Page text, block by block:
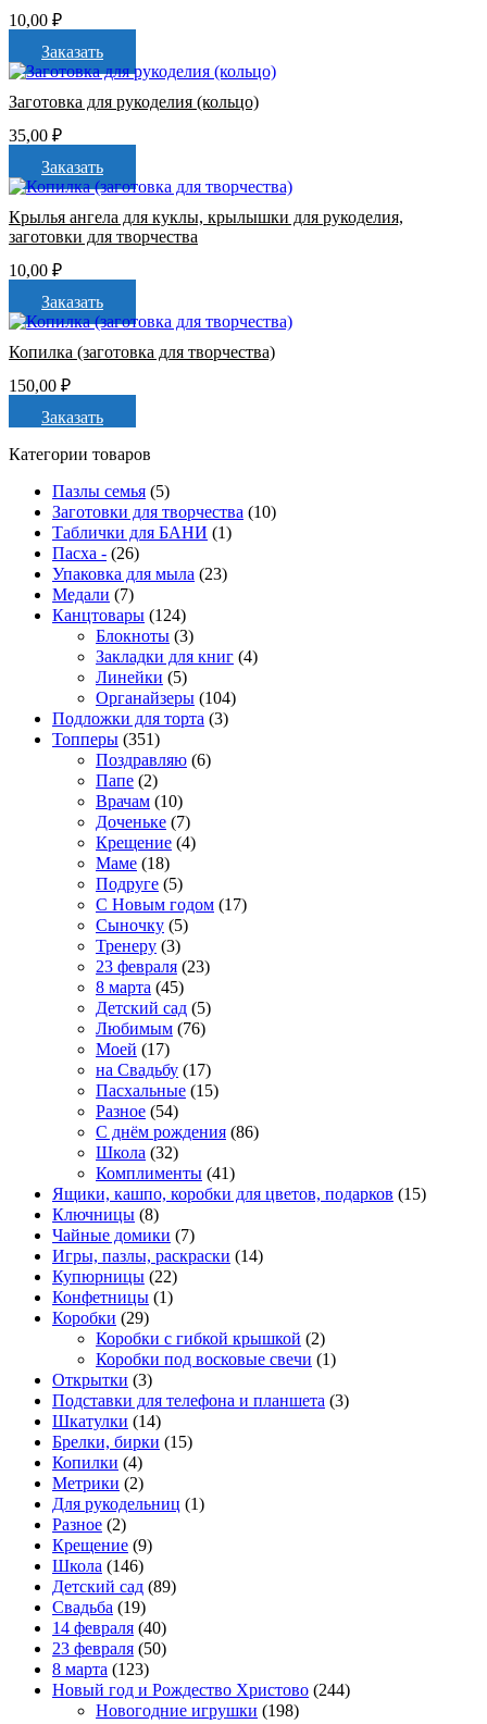
10,00 ₽
Заказать
Заготовка для рукоделия (кольцо)
35,00 ₽
Заказать
Крылья ангела для куклы, крылышки для рукоделия,
заготовки для творчества
10,00 ₽
Заказать
Копилка (заготовка для творчества)
150,00 ₽
Заказать
Категории товаров
Пазлы семья (5)
Заготовки для творчества (10)
Таблички для БАНИ (1)
Пасха - (26)
Упаковка для мыла (23)
Медали (7)
Канцтовары (124)
Блокноты (3)
Закладки для книг (4)
Линейки (5)
Органайзеры (104)
Подложки для торта (3)
Топперы (351)
Поздравляю (6)
Папе (2)
Врачам (10)
Доченьке (7)
Крещение (4)
Маме (18)
Подруге (5)
С Новым годом (17)
Сыночку (5)
Тренеру (3)
23 февраля (23)
8 марта (45)
Детский сад (5)
Любимым (76)
Моей (17)
на Свадьбу (17)
Пасхальные (15)
Разное (54)
С днём рождения (86)
Школа (32)
Комплименты (41)
Ящики, кашпо, коробки для цветов, подарков (15)
Ключницы (8)
Чайные домики (7)
Игры, пазлы, раскраски (14)
Купюрницы (22)
Конфетницы (1)
Коробки (29)
Коробки с гибкой крышкой (2)
Коробки под восковые свечи (1)
Открытки (3)
Подставки для телефона и планшета (3)
Шкатулки (14)
Брелки, бирки (15)
Копилки (4)
Метрики (2)
Для рукодельниц (1)
Разное (2)
Крещение (9)
Школа (146)
Детский сад (89)
Свадьба (19)
14 февраля (40)
23 февраля (50)
8 марта (123)
Новый год и Рождество Христово (244)
Новогодние игрушки (198)